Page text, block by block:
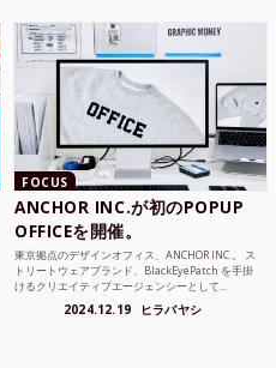
FOCUS
ANCHOR INC.が初のPOPUP
OFFICEを開催。
東京拠点のデザインオフィス、ANCHOR INC.。 ス
トリートウェアブランド、BlackEyePatch を手掛
けるクリエイティブエージェンシーとして...
2024.12.19 ヒラバヤシ